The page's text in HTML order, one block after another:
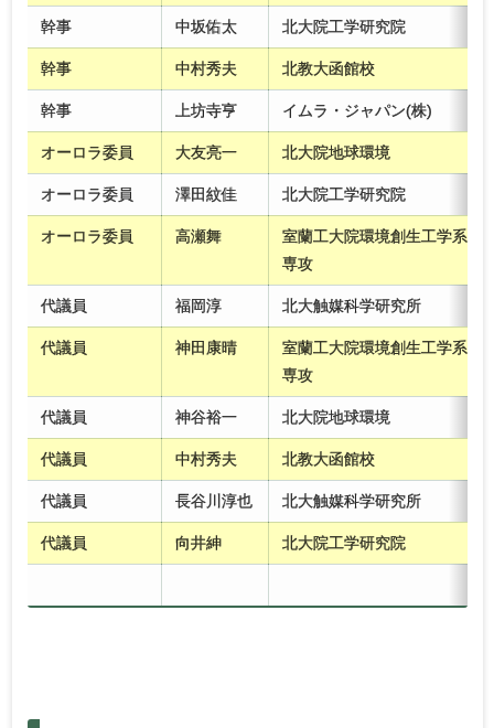
幹事 中坂佑太 北大院工学研究院
幹事 中村秀夫 北教大函館校
幹事 上坊寺亨 イムラ・ジャパン(株)
オーロラ委員 大友亮一 北大院地球環境
オーロラ委員 澤田紋佳 北大院工学研究院
オーロラ委員 高瀬舞
室蘭工大院環境創生工学系
専攻
代議員 福岡淳 北大触媒科学研究所
代議員 神田康晴
室蘭工大院環境創生工学系
専攻
代議員 神谷裕一 北大院地球環境
代議員 中村秀夫 北教大函館校
代議員 長谷川淳也 北大触媒科学研究所
代議員 向井紳 北大院工学研究院